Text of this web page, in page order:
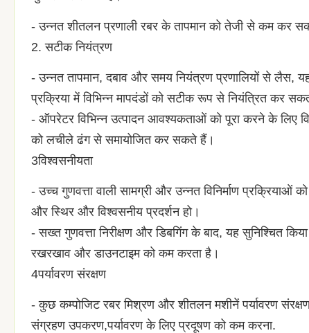
- उन्नत शीतलन प्रणाली रबर के तापमान को तेजी से कम कर
2. सटीक नियंत्रण
- उन्नत तापमान, दबाव और समय नियंत्रण प्रणालियों से लैस,
प्रक्रिया में विभिन्न मापदंडों को सटीक रूप से नियंत्रित कर
- ऑपरेटर विभिन्न उत्पादन आवश्यकताओं को पूरा करने के लिए
को लचीले ढंग से समायोजित कर सकते हैं।
3विश्वसनीयता
- उच्च गुणवत्ता वाली सामग्री और उन्नत विनिर्माण
और स्थिर और विश्वसनीय प्रदर्शन हो।
- सख्त गुणवत्ता निरीक्षण और डिबगिंग के बाद, यह सुनिश्चित
रखरखाव और डाउनटाइम को कम करता है।
4पर्यावरण संरक्षण
- कुछ कम्पोजिट रबर मिश्रण और शीतलन मशीनें पर्यावरण
संग्रहण उपकरण,पर्यावरण के लिए प्रदूषण को कम करना.